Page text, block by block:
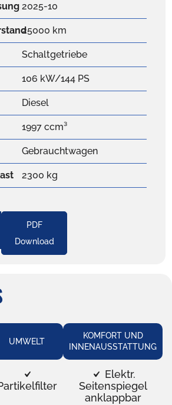
2025-10
25000 km
Schaltgetriebe
106 kW/144 PS
Diesel
1997 ccm³
Gebrauchtwagen
2300 kg
PDF
Download
UMWELT
KOMFORT UND
INNENAUSSTATTUNG
Elektr.
Seitenspiegel
anklappbar